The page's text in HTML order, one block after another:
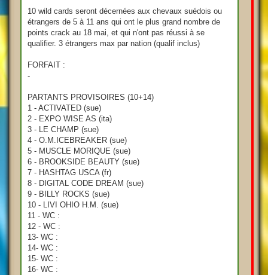
10 wild cards seront décernées aux chevaux suédois ou
étrangers de 5 à 11 ans qui ont le plus grand nombre de
points crack au 18 mai, et qui n'ont pas réussi à se
qualifier. 3 étrangers max par nation (qualif inclus)
FORFAIT :
-
PARTANTS PROVISOIRES (10+14)
1 - ACTIVATED (sue)
2 - EXPO WISE AS (ita)
3 - LE CHAMP (sue)
4 - O.M.ICEBREAKER (sue)
5 - MUSCLE MORIQUE (sue)
6 - BROOKSIDE BEAUTY (sue)
7 - HASHTAG USCA (fr)
8 - DIGITAL CODE DREAM (sue)
9 - BILLY ROCKS (sue)
10 - LIVI OHIO H.M. (sue)
11 - WC :
12 - WC :
13- WC :
14- WC :
15- WC :
16- WC :